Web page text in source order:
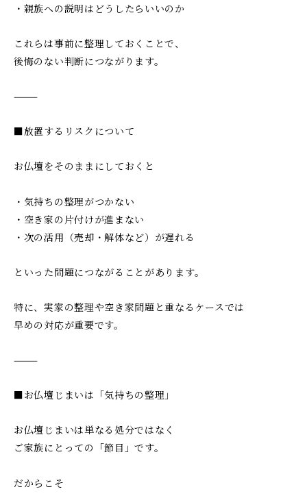
・親族への説明はどうしたらいいのか
これらは事前に整理しておくことで、
後悔のない判断につながります。
⸻
■放置するリスクについて
お仏壇をそのままにしておくと
・気持ちの整理がつかない
・空き家の片付けが進まない
・次の活用（売却・解体など）が遅れる
といった問題につながることがあります。
特に、実家の整理や空き家問題と重なるケースでは
早めの対応が重要です。
⸻
■お仏壇じまいは「気持ちの整理」
お仏壇じまいは単なる処分ではなく
ご家族にとっての「節目」です。
だからこそ